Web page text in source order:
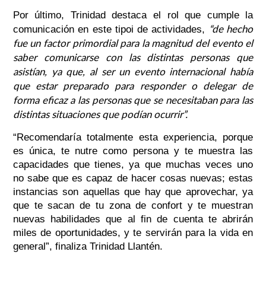
Por último, Trinidad destaca el rol que cumple la
comunicación en este tipoi de actividades, “de hecho
fue un factor primordial para la magnitud del evento el
saber comunicarse con las distintas personas que
asistían, ya que, al ser un evento internacional había
que estar preparado para responder o delegar de
forma eficaz a las personas que se necesitaban para las
distintas situaciones que podían ocurrir”.
“Recomendaría totalmente esta experiencia, porque
es única, te nutre como persona y te muestra las
capacidades que tienes, ya que muchas veces uno
no sabe que es capaz de hacer cosas nuevas; estas
instancias son aquellas que hay que aprovechar, ya
que te sacan de tu zona de confort y te muestran
nuevas habilidades que al fin de cuenta te abrirán
miles de oportunidades, y te servirán para la vida en
general”, finaliza Trinidad Llantén.